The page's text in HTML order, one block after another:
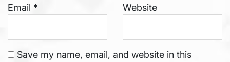
Email * Website
Save my name, email, and website in this